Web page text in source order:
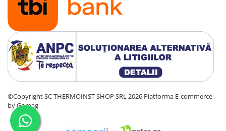
©Copyright SC THERMOINST SHOP SRL 2026 Platforma E-commerce
by Gomag